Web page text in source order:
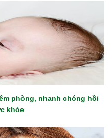
phòng, nhanh chóng hồi
khỏe